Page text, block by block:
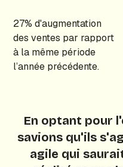
27% d'augmentation
des ventes par rapport
à la même période
l’année précédente.
En optant pour
savions qu'ils
agile qui